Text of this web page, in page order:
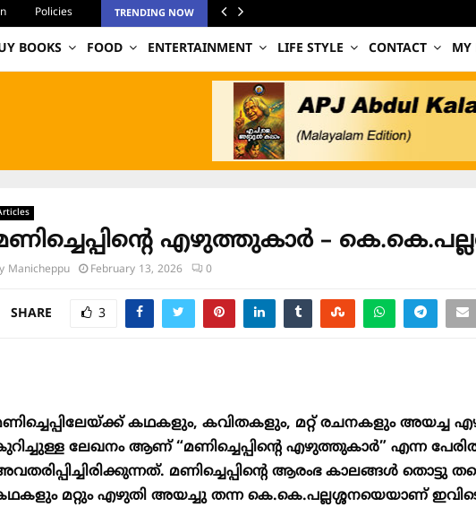
Policies TRENDING NOW
BOOKS FOOD ENTERTAINMENT LIFE STYLE CONTACT MY
എഴുത്തുകാർ –
Manicheppu February 13, 2026 0
SHARE 3
കഥകളും, കവിതകളും, മറ്റ് രചനകളും അയച്ച
ലേഖനം ആണ് “മണിച്ചെപ്പിന്റെ എഴുത്തുകാർ” എന്ന
മണിച്ചെപ്പിന്റെ ആരംഭ കാലങ്ങൾ തൊട്ടു
മറ്റും എഴുതി അയച്ചു തന്ന കെ.കെ.പല്ലശ്ശനയെയാണ്